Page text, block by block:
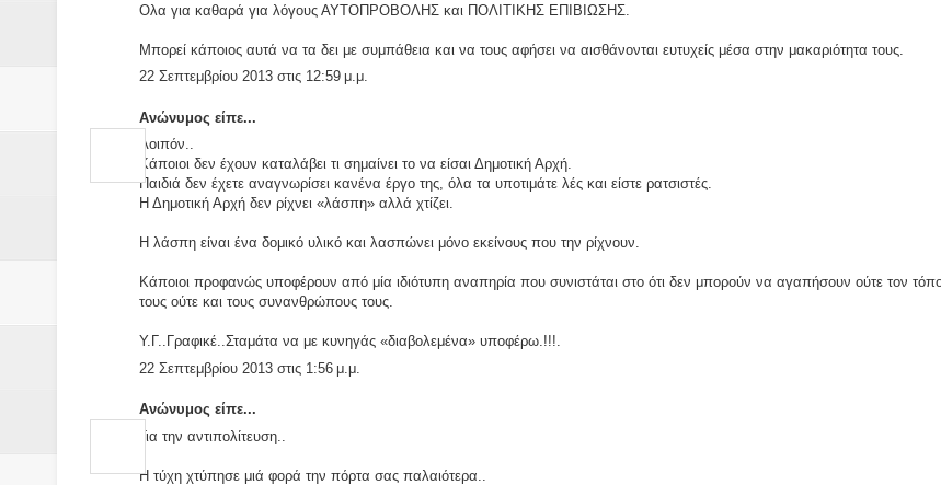
Ολα για καθαρά για λόγους ΑΥΤΟΠΡΟΒΟΛΗΣ και ΠΟΛΙΤΙΚΗΣ ΕΠΙΒΙΩΣΗΣ.
Μπορεί κάποιος αυτά να τα δει με συμπάθεια και να τους αφήσει να αισθάνονται ευτυχείς μέσα στην μακαριότητα τους.
22 Σεπτεμβρίου 2013 στις 12:59 μ.μ.
Ανώνυμος είπε...
Λοιπόν..
Κάποιοι δεν έχουν καταλάβει τι σημαίνει το να είσαι Δημοτική Αρχή.
Παιδιά δεν έχετε αναγνωρίσει κανένα έργο της, όλα τα υποτιμάτε λές και είστε ρατσιστές.
Η Δημοτική Αρχή δεν ρίχνει «λάσπη» αλλά χτίζει.
Η λάσπη είναι ένα δομικό υλικό και λασπώνει μόνο εκείνους που την ρίχνουν.
Κάποιοι προφανώς υποφέρουν από μία ιδιότυπη αναπηρία που συνιστάται στο ότι δεν μπορούν να αγαπήσουν ούτε τον
τους ούτε και τους συνανθρώπους τους.
Υ.Γ..Γραφικέ..Σταμάτα να με κυνηγάς «διαβολεμένα» υποφέρω.!!!.
22 Σεπτεμβρίου 2013 στις 1:56 μ.μ.
Ανώνυμος είπε...
Για την αντιπολίτευση..
Η τύχη χτύπησε μιά φορά την πόρτα σας παλαιότερα..